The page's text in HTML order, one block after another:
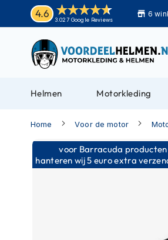
4.6
3.027 Google Reviews
6
Helmen
Motorhelmen
helmen
Bluetooth
Helmen
Helmen Motorkleding
Home Voor de motor
Ga
naar
voor Barracuda producten
hanteren wij 5 euro extra